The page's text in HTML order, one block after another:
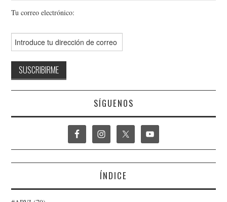
Tu correo electrónico:
SÍGUENOS
ÍNDICE